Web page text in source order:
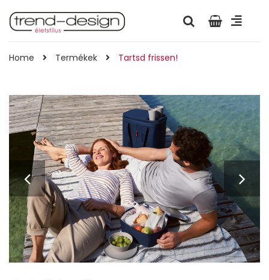
Home Termékek Tartsd frissen!